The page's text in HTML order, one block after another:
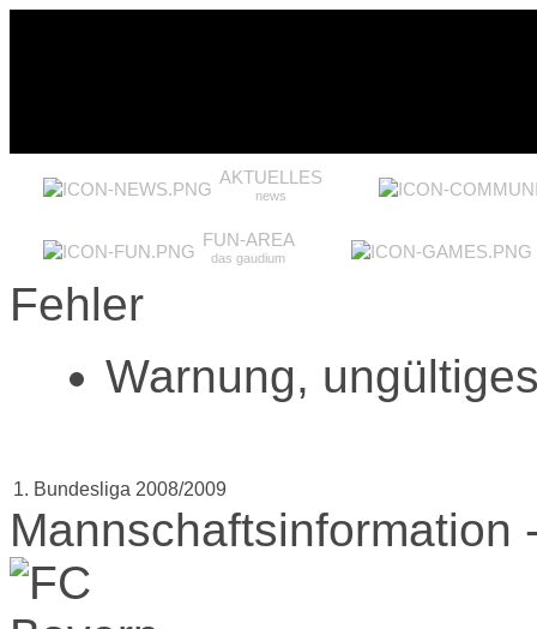
AKTUELLES
news
FUN-AREA
das gaudium
Fehler
Warnung,
1. Bundesliga 2008/2009
Mannschaftsinformation